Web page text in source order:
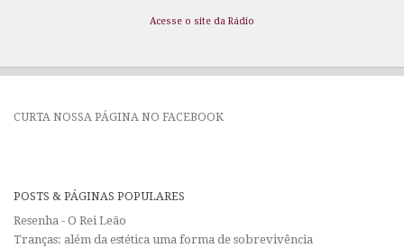
Acesse o site da Rádio
CURTA NOSSA PÁGINA NO FACEBOOK
POSTS & PÁGINAS POPULARES
Resenha - O Rei Leão
Tranças: além da estética uma forma de sobrevivência